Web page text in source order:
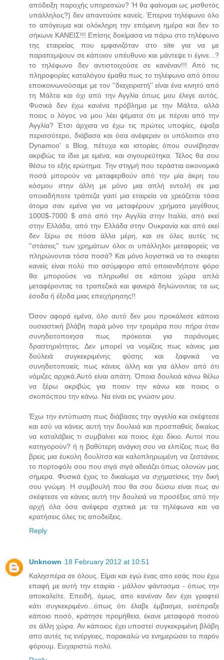
απόδειξη παροχής υπηρεσιών? Ή θα φαίνομαι ως μισθοτός
υπάλληλος?) δεν απαντούσε κανείς. Έπερνα τηλέφωνο όλο
το απόγευμα και ολόκληρη την επόμενη ημέρα και δεν το
σήκωνε ΚΑΝΕΙΣ!!! Επίσης δοκίμασα να πάρω στο τηλέφωνο
της εταιρείας που εμφανιζόταν στο site για να με
παραπεμψουν σε κάποιον υπέυθυνο και μάντεψε τι έγινε...?
το τηλέφωνο δεν αντιστοιχούσε σε κανέναν!!! Από τις
πληροφορίες καταλόγου έμαθα πως το τηλέφωνο από όπου
εποικοινωνούσαμε με τον ''διαχειριστή'' είναι ένα κινητό από
τη Μάλτα και όχι από την Αγγλία όπως μου έλεγε αυτός.
Φυσικά δεν έχω κανένα πρόβλημα με την Μάλτα, αλλά
ποιος ο λόγος να μου λέει ψέματα ότι με πέρνει από την
Αγγλία? Έτσι άρχισα να έχω τις πρώτες υποψίες, έψαξα
περισσότερο, διάβασα και όσα ανέφεραν οι υπόλοιποι στο
Dynamoo' s Blog, πέτυχα και ιστορίες όπου συνέβησαν
ακριβώς τα ίδια με εμένα, και σιγουρεύτηκα. Τέλος θα σου
θέσω το εξής ερώτημα. Την στιγμή που τεράστια οικονομικά
ποσά μπορούν να μεταφερθούν από την μία άκρη του
κόσμου στην άλλη με μόνο μια απλή εντολή σε μια
οποιαδήποτε τράπεζα γαιτί μια εταιρεία να χρεάζεται τόσα
άτομα σαν εμένα για να μεταφέρουν χρήματα μεγέθους
1000$-7000 $ από από την Αγγλία στην Ιταλία, από εκεί
στην Ελλάδα, από την Ελλάδα στην Ουκρανία και από εκεί
δεν ξέρω σε πόσα άλλα μέρη, και σε όλες αυτές τις
''στάσεις'' των χρημάτων όλοι οι υπάλληλοι μεταφορείς να
πληρώνονται τόσα ποσά? Και μόνο λογιστικά να το σκεφτει
κανείς είναι πολύ πιο ασύμφορο από οποιονδήποτε φόρο
θα μπορούσε να πληρωθεί σε κάποια χώρα απλά
μεταφέροντας τα τραπεζικά και φανερά δηλώνοντας τα ως
έσοδα ή έξοδα μιας επειχήρησης!!
Όσον αφορά εμένα, όλο αυτό δεν μου προκάλεσε κάποια
ουσιαστική βλάβη παρά μόνο την τρομάρα που πήρα όταν
συνηδειτοποιησα πως πρόκειται για παράνομες
δραστηριότητες. Δεν μπορεί να νομίζεις πως κάνεις μια
δούλειά συγκεκριμένης φύσης και ξαφνικά να
συνηδειτοποιείς πως κάνεις άλλη και για άλλον από ότι
νόμιζες αρχικά.Αυτό είναι απάτη. Όποια δουλειά κάνω θέλω
να ξέρω ακριβώς για ποιον την κάνω και ποιος ο
σκοπόςπου την κάνω. Να είναι εις γνώσιν μου.
Έχω την εντύπωση πως διάβασες την αγγελία και σκέφτεσε
και εσύ να κάνεις αυτή την δουλειά και προσπαθείς δικαίως
να καταλάβεις τι συμβαίνει και ποιος έχει δίκιο. Αυτοί που
κατηγορούν? ή η βαθύτερη ανάγκη σου να ελπίζεις πως θα
βρεις μια έυκολη δουλίτσα και καλοπληρωμένη να ζεστάνεις
το πορτοφόλι σου που σιγά σιγά αδειάζει όπως ολονών μας
σήμερα. Φυσικά έχεις το δικαίωμα να σχηματίσεις την δική
σου γνώμη. Η συμβουλή που θα σου δώσω είναι πως αν
σκέφτεσε να κάνεις αυτή την δουλειά να προσέξεις από την
αρχή όλα όσα ανέφερα σχετικά με τα τηλέφωνα και να
κρατήσεις όλες τις αποδείξεις.
Reply
Unknown 18 February 2012 at 10:51
Καλησπέρα σε όλους. Είμαι και εγώ ένας απο εσάς που έχω
επαφή με αυτή την εταιρία - μάλλον φάντασμα - όπως την
αποκαλείτε. Επειδή, όμως, απο κανέναν δεν έχει γραφτεί
κάτι συγκεκριμένο...όπως ότι έλαβε έμβασμα, εισέπραξε
κάποιο ποσό, κράτησε προμήθεια, έκανε μεταφορά ποσού
σε άλλη χώρα. Αν κάποιος έχει υποστεί συγκεκριμένη βλάβη
απο αυτές τις ενέργειες, παρακαλώ να ενημερώσει το παρόν
φόρουμ. Ευχαριστώ πολύ.